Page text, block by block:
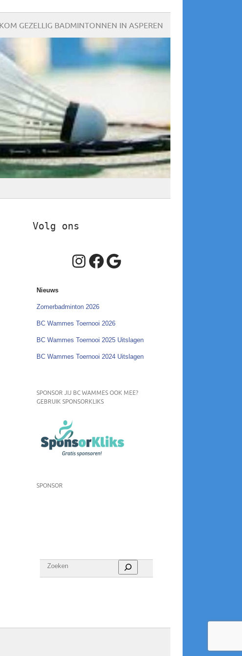
KOM GEZELLIG BADMINTONNEN IN ASPEREN
Volg ons
Instagram
Facebook
Google
Nieuws
Zomerbadminton 2026
BC Wammes Toernooi 2026
BC Wammes Toernooi 2025 Uitslagen
BC Wammes Toernooi 2024 Uitslagen
SPONSOR JIJ BC WAMMES OOK MEE?
GEBRUIK SPONSORKLIKS
SPONSOR
Zoeken